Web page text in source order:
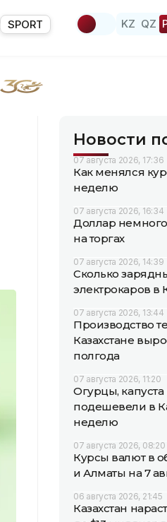
SPORT KZ QZ
Новости
07 августа 2026, 17:36
Как менялся
неделю
07 августа 2026, 16:34
Доллар немного
на торгах
07 августа 2026, 14:39
Сколько
электрокаров в
07 августа 2026, 13:44
Производство
Казахстане
полгода
07 августа 2026, 11:20
Огурцы,
подешевели в
неделю
07 августа 2026, 08:20
Курсы валют в
и Алматы на 7
06 августа 2026, 21:45
Казахстан